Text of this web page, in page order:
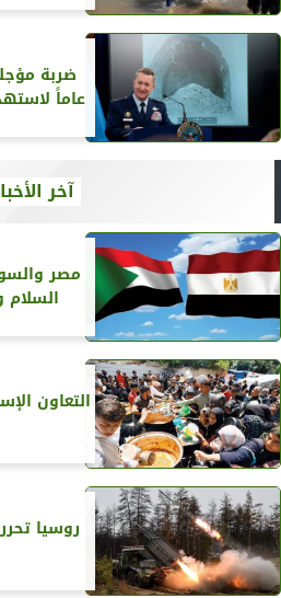
عاماً
آخر
مصر
السلام
التعاون
روسيا